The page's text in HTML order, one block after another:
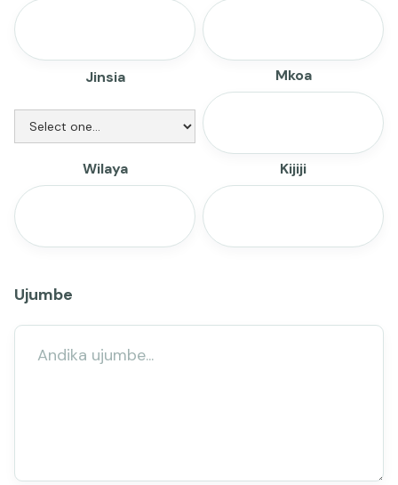
Jinsia Mkoa
Wilaya Kijiji
Ujumbe